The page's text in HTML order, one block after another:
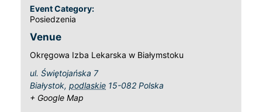
Event Category:
Posiedzenia
Venue
Okręgowa Izba Lekarska w Białymstoku
ul. Świętojańska 7
Białystok, podlaskie 15-082 Polska
+ Google Map